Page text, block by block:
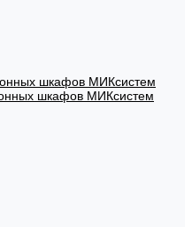
шкафов МИКсистем
шкафов МИКсистем